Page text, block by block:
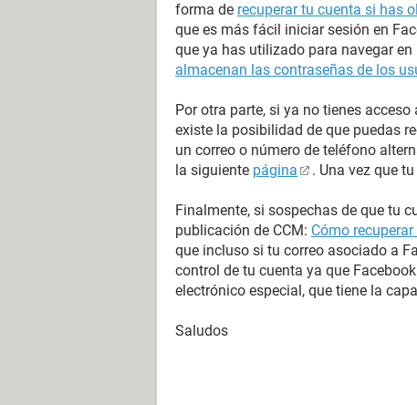
forma de recuperar tu cuenta si has
que es más fácil iniciar sesión en
que ya has utilizado para navegar
almacenan las contraseñas de los
Por otra parte, si ya no tienes
existe la posibilidad de que puedas
un correo o número de teléfono
la siguiente página . Una vez que
Finalmente, si sospechas de que tu
publicación de CCM: Cómo
que incluso si tu correo asociado a
control de tu cuenta ya que
electrónico especial, que tiene la
Saludos